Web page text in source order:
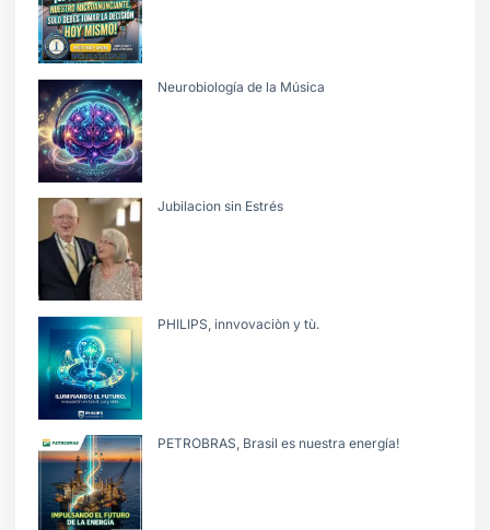
Neurobiología de la Música
Jubilacion sin Estrés
PHILIPS, innvovaciòn y tù.
PETROBRAS, Brasil es nuestra energía!